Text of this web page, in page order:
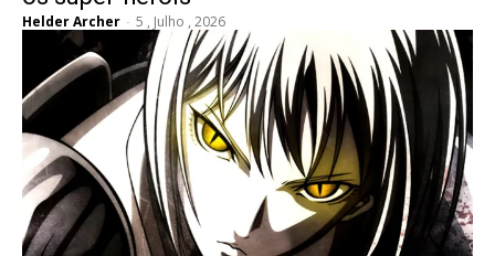
Helder Archer - 5 , Julho , 2026